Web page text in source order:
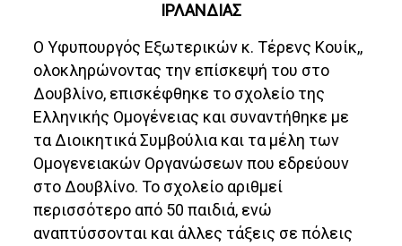
ΙΡΛΑΝΔΙΑΣ
Ο Υφυπουργός Εξωτερικών κ. Τέρενς Κουίκ,,
ολοκληρώνοντας την επίσκεψή του στο
Δουβλίνο, επισκέφθηκε το σχολείο της
Ελληνικής Ομογένειας και συναντήθηκε με
τα Διοικητικά Συμβούλια και τα μέλη των
Ομογενειακών Οργανώσεων που εδρεύουν
στο Δουβλίνο. Το σχολείο αριθμεί
περισσότερο από 50 παιδιά, ενώ
αναπτύσσονται και άλλες τάξεις σε πόλεις